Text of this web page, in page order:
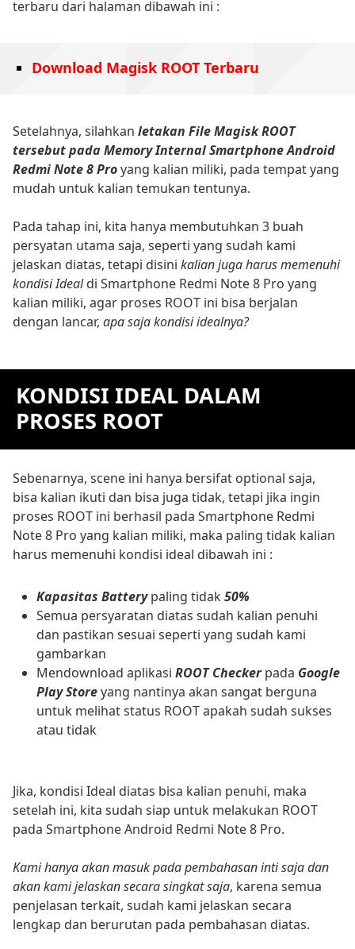
terbaru dari halaman dibawah ini :
Download Magisk ROOT Terbaru
Setelahnya, silahkan letakan File Magisk ROOT
tersebut pada Memory Internal Smartphone Android
Redmi Note 8 Proyang kalian miliki, pada tempat yang
mudah untuk kalian temukan tentunya.
Pada tahap ini, kita hanya membutuhkan 3 buah
persyatan utama saja, seperti yang sudah kami
jelaskan diatas, tetapi disini kalian juga harus memenuhi
kondisi Idealdi Smartphone Redmi Note 8 Pro yang
kalian miliki, agar proses ROOT ini bisa berjalan
dengan lancar, apa saja kondisi idealnya?
KONDISI IDEAL DALAM
PROSES ROOT
Sebenarnya, scene ini hanya bersifat optional saja,
bisa kalian ikuti dan bisa juga tidak, tetapi jika ingin
proses ROOT ini berhasil pada Smartphone Redmi
Note 8 Pro yang kalian miliki, maka paling tidak kalian
harus memenuhi kondisi ideal dibawah ini :
Kapasitas Batterypaling tidak50%
Semua persyaratan diatas sudah kalian penuhi
dan pastikan sesuai seperti yang sudah kami
gambarkan
Mendownload aplikasi ROOT Checkerpada Google
Play Storeyang nantinya akan sangat berguna
untuk melihat status ROOT apakah sudah sukses
atau tidak
Jika, kondisi Ideal diatas bisa kalian penuhi, maka
setelah ini, kita sudah siap untuk melakukan ROOT
pada Smartphone Android Redmi Note 8 Pro.
Kami hanya akan masuk pada pembahasan inti saja dan
akan kami jelaskan secara singkat saja, karena semua
penjelasan terkait, sudah kami jelaskan secara
lengkap dan berurutan pada pembahasan diatas.